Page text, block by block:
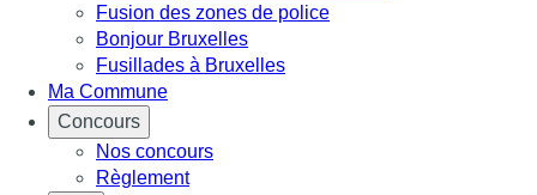
Fusion des zones de police
Bonjour Bruxelles
Fusillades à Bruxelles
Ma Commune
Concours
Nos concours
Règlement